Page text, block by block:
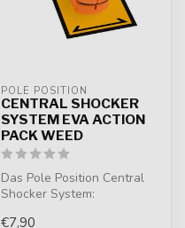
POLE POSITION
CENTRAL SHOCKER
SYSTEM EVA ACTION
PACK WEED
Das Pole Position Central
Shocker System:
€7,90